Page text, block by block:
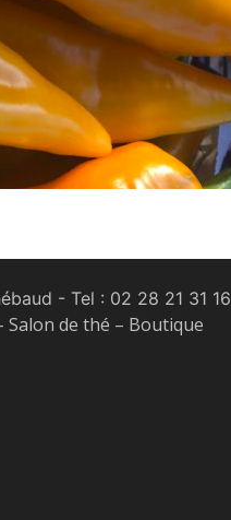
- Tel : 02 28 21 31 16
Salon de thé – Boutique